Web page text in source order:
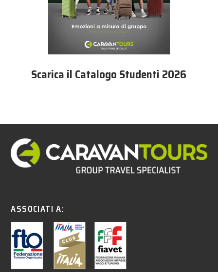
Scarica il Catalogo Studenti 2026
ASSOCIATI A: